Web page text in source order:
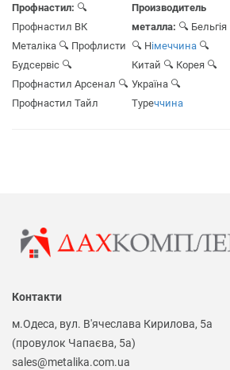
Профнастил: 🔍
Профнастил ВК
Металіка 🔍 Профлисти
Будсервіс 🔍
Профнастил Арсенал 🔍
Профнастил Тайл
Производитель
металла: 🔍 Бельгія
🔍 Німеччина 🔍
Китай 🔍 Корея 🔍
Україна 🔍
Туреччина
Контакти
м.Одеса, вул. В'ячеслава Кирилова, 5а
(провулок Чапаєва, 5а)
sales@metalika.com.ua